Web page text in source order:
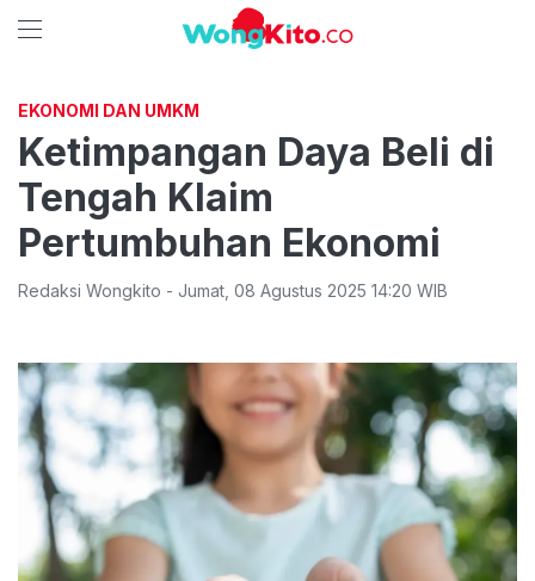
EKONOMI DAN UMKM
Ketimpangan Daya Beli di
Tengah Klaim
Pertumbuhan Ekonomi
Redaksi Wongkito - Jumat 08 Agustus 2025 14:20 WIB